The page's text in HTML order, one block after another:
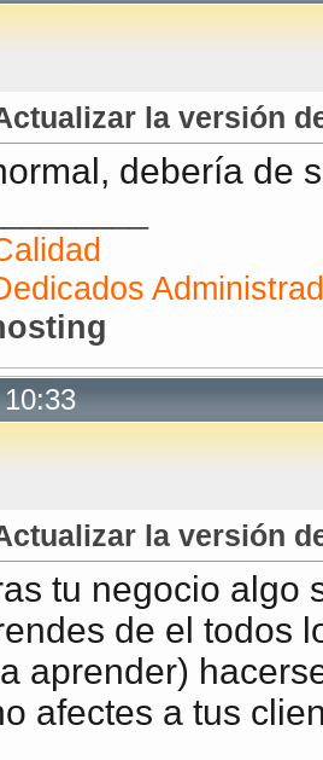
la versión
debería de
la versión
tu negocio algo
de el todos
aprender)
afectes a tus